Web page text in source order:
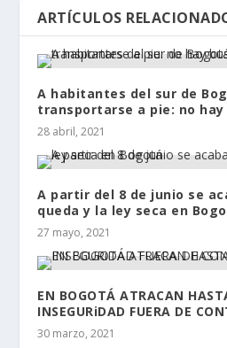
ARTÍCULOS
A habitantes del sur de
transportarse a pie: no hay
28 abril, 2021
A partir del 8 de junio se
queda y la ley seca en
27 mayo, 2021
EN BOGOTÁ ATRACAN
INSEGURiDAD FUERA DE
30 marzo, 2021